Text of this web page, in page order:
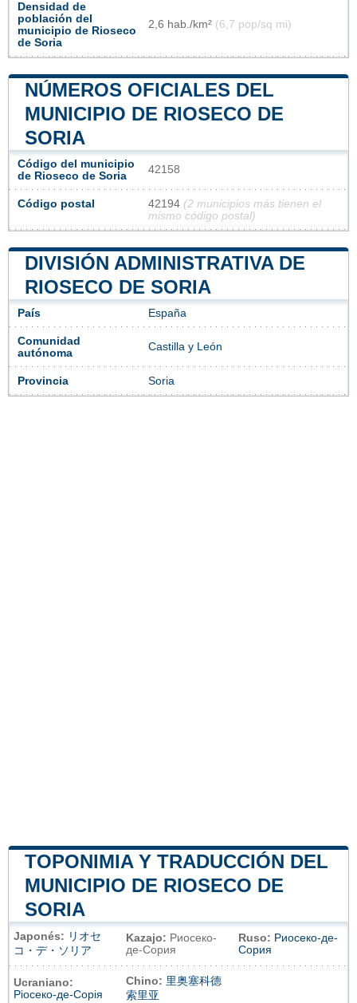
Densidad de
población del
municipio de Rioseco
de Soria
2,6 hab./km² (6,7 pop/sq mi)
NÚMEROS OFICIALES DEL
MUNICIPIO DE RIOSECO DE
SORIA
Código del municipio
de Rioseco de Soria
42158
Código postal 42194 (2 municipios más tienen el
mismo código postal)
DIVISIÓN ADMINISTRATIVA DE
RIOSECO DE SORIA
País España
Comunidad
autónoma
Castilla y León
Provincia Soria
TOPONIMIA Y TRADUCCIÓN DEL
MUNICIPIO DE RIOSECO DE
SORIA
Japonés: リオセ
コ・デ・ソリア
Kazajo: Риосеко-
де-Сория
Ruso: Риосеко-де-
Сория
Ucraniano:
Ріосеко-де-Сорія
Chino: 里奥塞科德
索里亚